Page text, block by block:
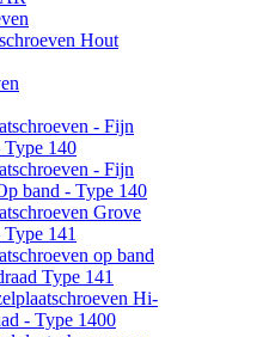
Hout
- Fijn
Type 140
- Fijn
band - Type 140
Grove
Type 141
op band
Type 141
Hi-
- Type 1400